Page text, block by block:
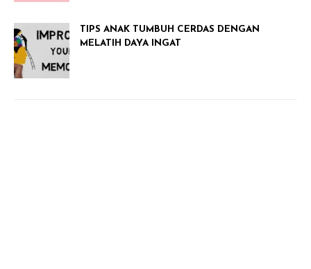
TIPS ANAK TUMBUH CERDAS DENGAN
MELATIH DAYA INGAT